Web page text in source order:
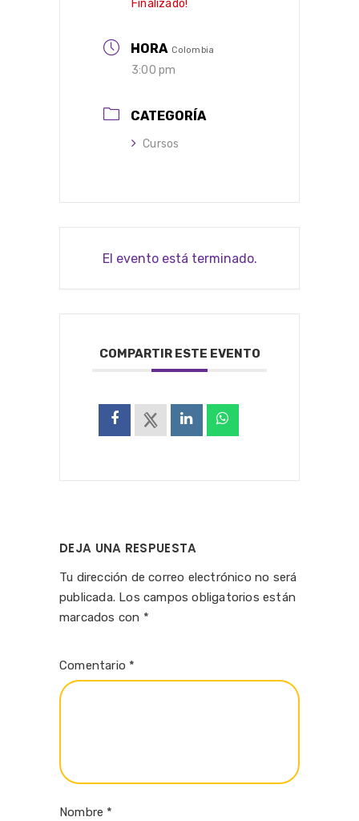
Finalizado!
HORA Colombia
3:00 pm
CATEGORÍA
Cursos
El evento está terminado.
COMPARTIR ESTE EVENTO
DEJA UNA RESPUESTA
Tu dirección de correo electrónico no será
publicada. Los campos obligatorios están
marcados con *
Comentario *
Nombre *